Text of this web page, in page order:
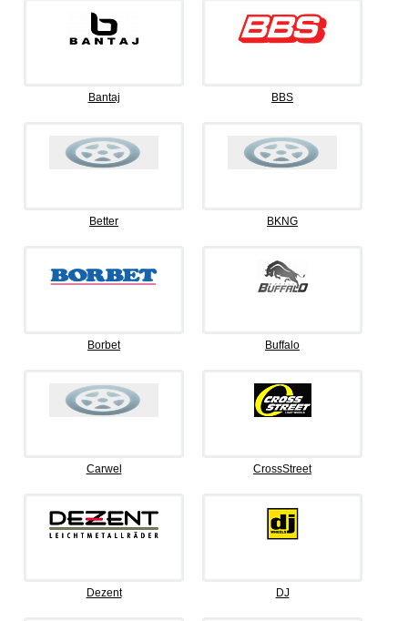
Bantaj BBS
Better BKNG
Borbet Buffalo
Carwel CrossStreet
Dezent DJ